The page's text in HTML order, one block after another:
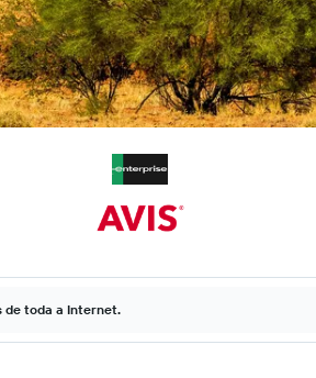
de toda a Internet.